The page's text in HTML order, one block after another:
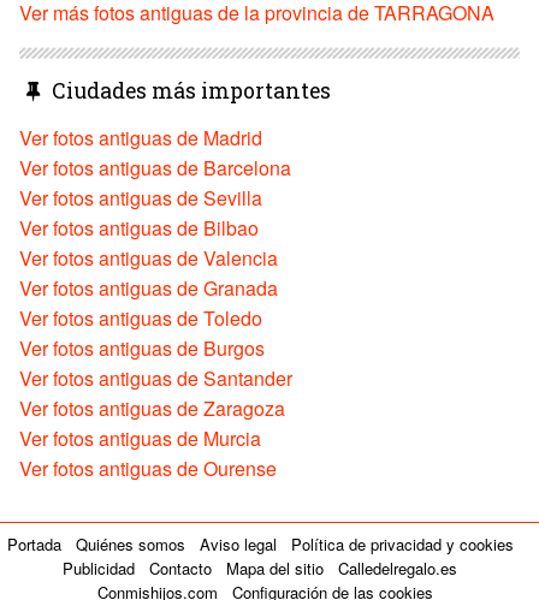
Ver más fotos antiguas de la provincia de TARRAGONA
Ciudades más importantes
Ver fotos antiguas de Madrid
Ver fotos antiguas de Barcelona
Ver fotos antiguas de Sevilla
Ver fotos antiguas de Bilbao
Ver fotos antiguas de Valencia
Ver fotos antiguas de Granada
Ver fotos antiguas de Toledo
Ver fotos antiguas de Burgos
Ver fotos antiguas de Santander
Ver fotos antiguas de Zaragoza
Ver fotos antiguas de Murcia
Ver fotos antiguas de Ourense
Portada Quiénes somos Aviso legal
Política de privacidad y cookies
Publicidad
Contacto Mapa del sitio
Calledelregalo.es
Conmishijos.com
Configuración de las cookies